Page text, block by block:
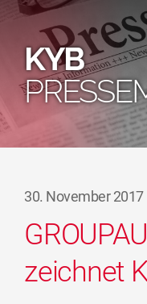
KYB
30. November 2017
zeichnet